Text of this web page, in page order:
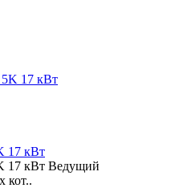
17 кВт
17 кВт Ведущий
кот..